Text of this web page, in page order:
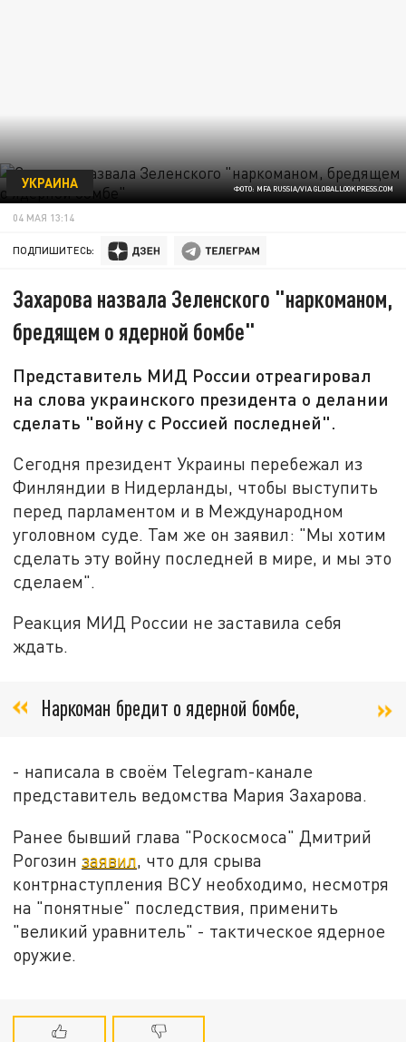
ФОТО: MFA RUSSIA/VIA GLOBALLOOKPRESS.COM
УКРАИНА
04 МАЯ 13:14
ПОДПИШИТЕСЬ:
Захарова назвала Зеленского "наркоманом,
бредящем о ядерной бомбе"
Представитель МИД России отреагировал
на слова украинского президента о делании
сделать "войну с Россией последней".
Сегодня президент Украины перебежал из
Финляндии в Нидерланды, чтобы выступить
перед парламентом и в Международном
уголовном суде. Там же он заявил: "Мы хотим
сделать эту войну последней в мире, и мы это
сделаем".
Реакция МИД России не заставила себя
ждать.
Наркоман бредит о ядерной бомбе,
- написала в своём Telegram-канале
представитель ведомства Мария Захарова.
Ранее бывший глава "Роскосмоса" Дмитрий
Рогозинзаявил, что для срыва
контрнаступления ВСУ необходимо, несмотря
на "понятные" последствия, применить
"великий уравнитель" - тактическое ядерное
оружие.